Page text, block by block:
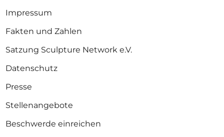
Impressum
Fakten und Zahlen
Satzung Sculpture Network e.V.
Datenschutz
Presse
Stellenangebote
Beschwerde einreichen